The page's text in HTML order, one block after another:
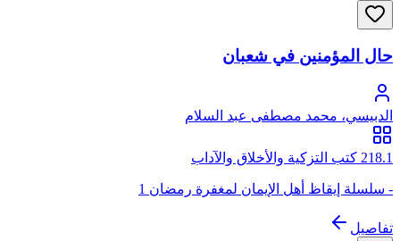
حال المؤمنين في شعبان
الدبيسي، محمد مصطفى عبد السلام
218.1 كتب التزكية والأخلاق والآداب
- سلسلة إيقاظ أهل الإيمان لمغفرة رمضان 1
تفاصيل